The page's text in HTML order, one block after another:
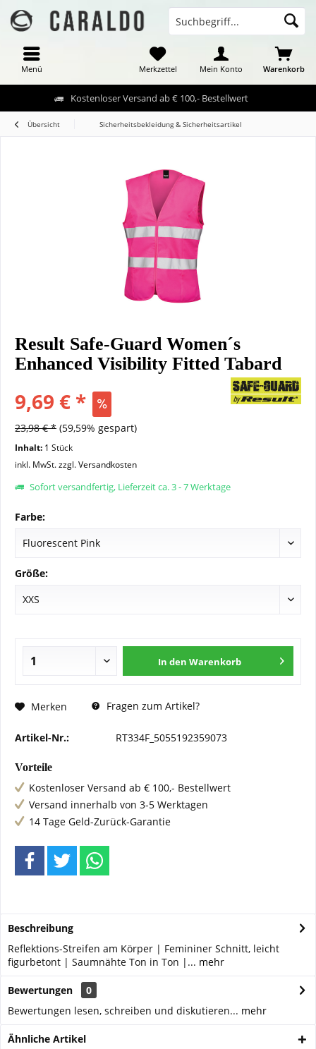
Kostenloser Versand ab € 100,- Bestellwert
Menü Warenkorb
Merkzettel Mein Konto
Übersicht Sicherheitsbekleidung & Sicherheitsartikel
Result Safe-Guard Women´s
Enhanced Visibility Fitted Tabard
9,69 € *
23,98 € * (59,59% gespart)
Inhalt: 1 Stück
inkl. MwSt.zzgl. Versandkosten
Sofort versandfertig, Lieferzeit ca. 3 - 7 Werktage
Farbe:
Größe:
In den Warenkorb
Merken Fragen zum Artikel?
Artikel-Nr.: RT334F_5055192359073
Vorteile
Kostenloser Versand ab € 100,- Bestellwert
Versand innerhalb von 3-5 Werktagen
14 Tage Geld-Zurück-Garantie
Beschreibung
Reflektions-Streifen am Körper | Femininer Schnitt, leicht
figurbetont | Saumnähte Ton in Ton |... mehr
Bewertungen
0
Bewertungen lesen, schreiben und diskutieren... mehr
Ähnliche Artikel